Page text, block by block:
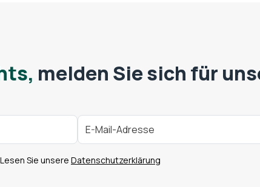
melden Sie sich für
Sie unsere Datenschutzerklärung